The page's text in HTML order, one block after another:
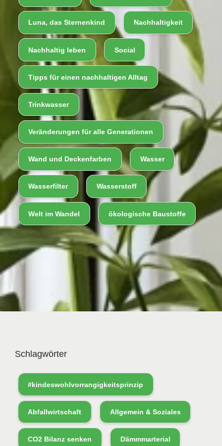
Luna, das Sternenkind Nachhaltigkeit
Nachhaltig leben Social
Tipps für einen nachhaltigen Alltag
Trinkwasser
Veränderungen für alle Generationen
Wand und Deckenfarben Wasser
Wasserfilter Wasserstoff
Welt im Wandel ökologische Baustoffe
Schlagwörter
#kindeswohlvorrangigkeitsprinzip
Abfallwirtschaft Allgemein & Soziales
CO2 Bilanz senken Dämmmarterial